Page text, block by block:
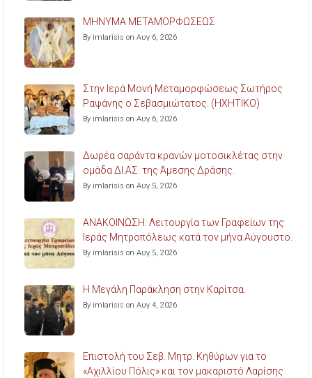
ΜΗΝΥΜΑ ΜΕΤΑΜΟΡΦΩΣΕΩΣ
By imlarisis on Αυγ 6, 2026
Στην Ιερά Μονή Μεταμορφώσεως Σωτήρος
Ραψάνης ο Σεβασμιώτατος. (ΗΧΗΤΙΚΟ)
By imlarisis on Αυγ 6, 2026
Δωρέα σαράντα κρανών μοτοσικλέτας στην
ομάδα ΔΙ.ΑΣ. της Άμεσης Δράσης.
By imlarisis on Αυγ 5, 2026
ΑΝΑΚΟΙΝΩΣΗ: Λειτουργία των Γραφείων της
Ιεράς Μητροπόλεως κατά τον μήνα Αύγουστο.
By imlarisis on Αυγ 5, 2026
Η Μεγάλη Παράκληση στην Καρίτσα.
By imlarisis on Αυγ 4, 2026
Επιστολή του Σεβ. Μητρ. Κηθύρων για το
«Αχιλλίου Πόλις» και τον μακαριστό Λαρίσης